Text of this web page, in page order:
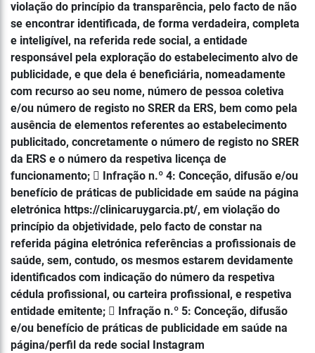
violação do princípio da transparência, pelo facto de não
se encontrar identificada, de forma verdadeira, completa
e inteligível, na referida rede social, a entidade
responsável pela exploração do estabelecimento alvo de
publicidade, e que dela é beneficiária, nomeadamente
com recurso ao seu nome, número de pessoa coletiva
e/ou número de registo no SRER da ERS, bem como pela
ausência de elementos referentes ao estabelecimento
publicitado, concretamente o número de registo no SRER
da ERS e o número da respetiva licença de
funcionamento;  Infração n.º 4: Conceção, difusão e/ou
benefício de práticas de publicidade em saúde na página
eletrónica https://clinicaruygarcia.pt/, em violação do
princípio da objetividade, pelo facto de constar na
referida página eletrónica referências a profissionais de
saúde, sem, contudo, os mesmos estarem devidamente
identificados com indicação do número da respetiva
cédula profissional, ou carteira profissional, e respetiva
entidade emitente;  Infração n.º 5: Conceção, difusão
e/ou benefício de práticas de publicidade em saúde na
página/perfil da rede social Instagram